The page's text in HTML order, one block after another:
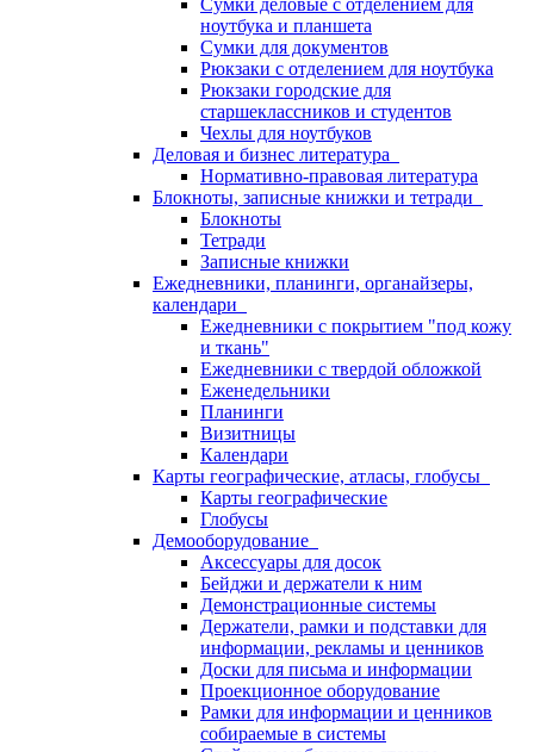
Сумки деловые с отделением для
ноутбука и планшета
Сумки для документов
Рюкзаки с отделением для ноутбука
Рюкзаки городские для
старшеклассников и студентов
Чехлы для ноутбуков
Деловая и бизнес литература
Нормативно-правовая литература
Блокноты, записные книжки и тетради
Блокноты
Тетради
Записные книжки
Ежедневники, планинги, органайзеры,
календари
Ежедневники с покрытием "под кожу
и ткань"
Ежедневники с твердой обложкой
Еженедельники
Планинги
Визитницы
Календари
Карты географические, атласы, глобусы
Карты географические
Глобусы
Демооборудование
Аксессуары для досок
Бейджи и держатели к ним
Демонстрационные системы
Держатели, рамки и подставки для
информации, рекламы и ценников
Доски для письма и информации
Проекционное оборудование
Рамки для информации и ценников
собираемые в системы